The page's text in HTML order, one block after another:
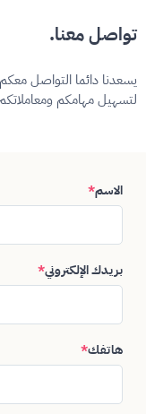
تواصل معنا.
يسعدنا دائما التواصل
لتسهيل مهامكم
الاسم*
بريدك الإلكتروني*
هاتفك*